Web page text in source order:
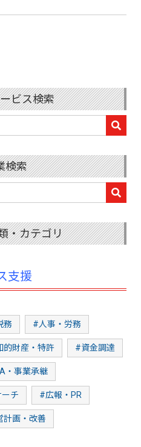
ビス検索
検索
・カテゴリ
支援
務 #人事・労務
的財産・特許 #資金調達
・事業承継
チ #広報・PR
計画・改善